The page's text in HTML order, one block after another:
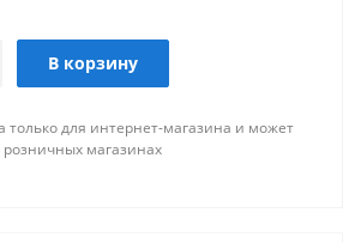
В корзину
только для интернет-магазина и может
розничных магазинах